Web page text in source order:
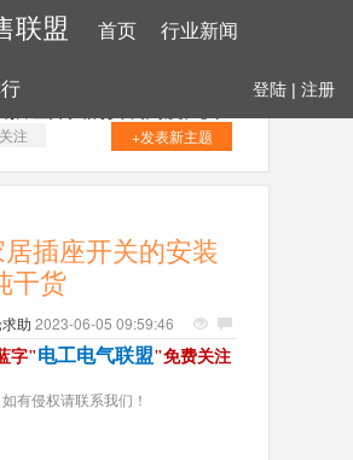
联盟 首页 行业新闻
登陆 | 注册
注 +发表新主题
插座开关的安装
干货
助 2023-06-05 09:59:46
字"电工电气联盟"免费关注
如有侵权请联系我们！